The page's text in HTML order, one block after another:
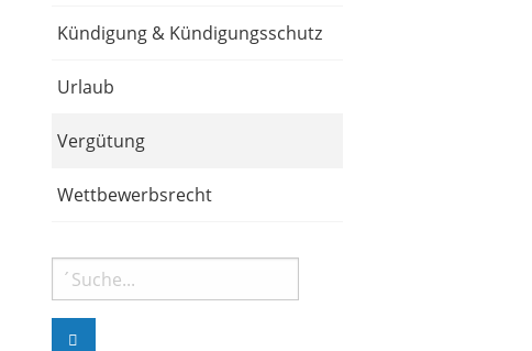
Kündigung & Kündigungsschutz
Urlaub
Vergütung
Wettbewerbsrecht